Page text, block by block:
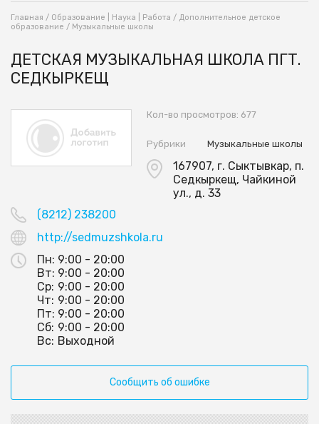
Главная / Образование | Наука | Работа / Дополнительное детское
образование / Музыкальные школы
ДЕТСКАЯ МУЗЫКАЛЬНАЯ ШКОЛА ПГТ.
СЕДКЫРКЕЩ
Кол-во просмотров: 677
Рубрики Музыкальные школы
167907, г. Сыктывкар, п.
Седкыркещ, Чайкиной
ул., д. 33
(8212) 238200
http://sedmuzshkola.ru
Пн: 9:00 - 20:00
Вт: 9:00 - 20:00
Ср: 9:00 - 20:00
Чт: 9:00 - 20:00
Пт: 9:00 - 20:00
Сб: 9:00 - 20:00
Вс: Выходной
Сообщить об ошибке